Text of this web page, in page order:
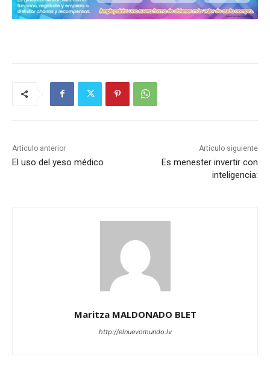
Artículo anterior
El uso del yeso médico
Artículo siguiente
Es menester invertir con
inteligencia:
Maritza MALDONADO BLET
http://elnuevomundo.lv